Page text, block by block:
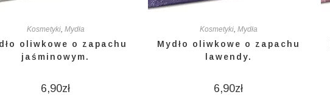
Kosmetyki, Mydła
oliwkowe o zapachu
jaśminowym.
6,90zł
Kosmetyki, Mydła
Mydło oliwkowe o zapachu
lawendy.
6,90zł